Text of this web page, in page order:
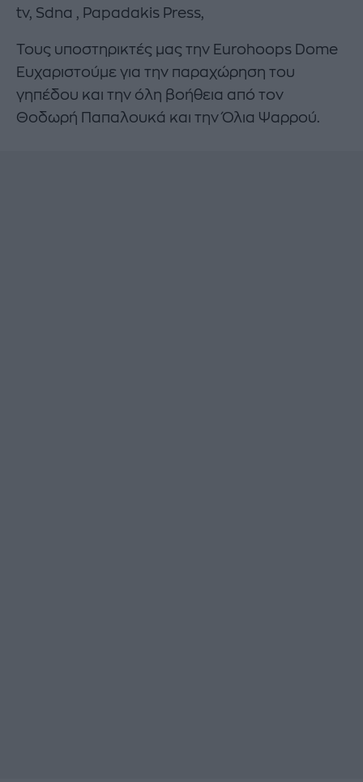
tv, Sdna , Papadakis Press,
Τους υποστηρικτές μας την Eurohoops Dome
Ευχαριστούμε για την παραχώρηση του
γηπέδου και την όλη βοήθεια από τον
Θοδωρή Παπαλουκά και την Όλια Ψαρρού.